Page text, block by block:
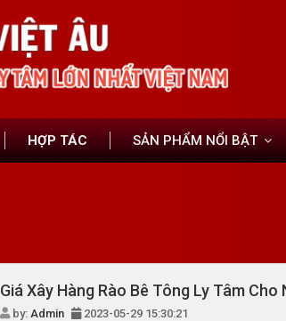
HỢP TÁC SẢN PHẨM NỔI BẬT
Giá Xây Hàng Rào Bê Tông Ly Tâm Cho
by: Admin 2023-05-29 15:30:21